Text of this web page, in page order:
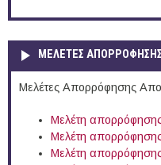
ΜΕΛΕΤΕΣ ΑΠΟΡΡΟΦΗΣΗΣ
Μελέτες Απορρόφησης
Μελέτη
Μελέτη
Μελέτη